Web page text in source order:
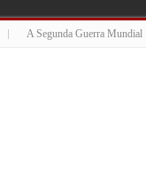
A Segunda Guerra Mundial